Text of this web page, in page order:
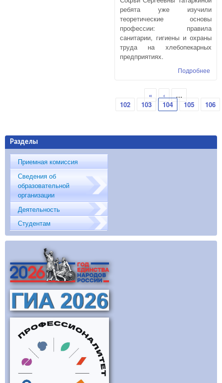
ребята уже изучили
теоретические основы
профессии: правила
санитарии, гигиены и охраны
труда на хлебопекарных
предприятиях.
Подробнее
Страницы
« ‹
…
102
103 104 105 106
Разделы
Приемная комиссия
Сведения об
образовательной
организации
Деятельность
Студентам